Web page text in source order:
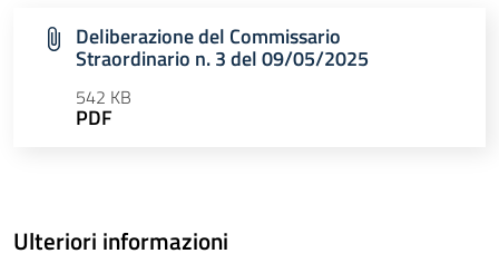
Deliberazione del Commissario
Straordinario n. 3 del 09/05/2025
542 KB
PDF
Ulteriori informazioni